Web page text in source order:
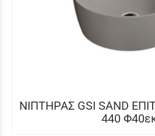
ΝΙΠΤΗΡΑΣ GSI SAND
440